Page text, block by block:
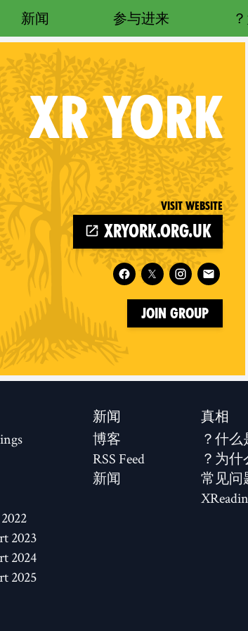
参与进来
新闻
XRYORK
Visit website
xryork.org.uk
Follow XR York on
Join Group
真相
什么
为什
常见问
新闻
博客
RSS Feed
新闻
2022 Annual Report
2023 Financial Report
2024 Financial Report
2025 Financial Report